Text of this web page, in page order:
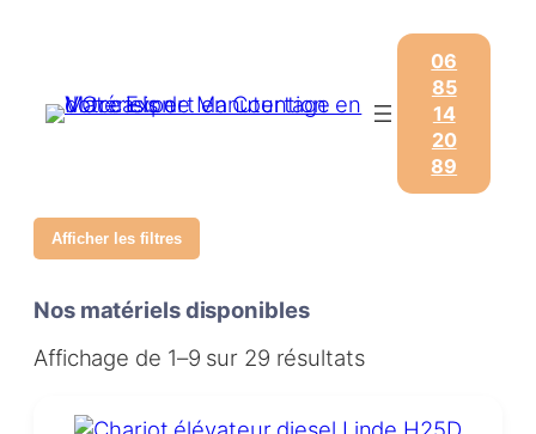
06
85
14
20
89
Afficher les filtres
Nos matériels disponibles
Affichage de 1–9 sur 29 résultats